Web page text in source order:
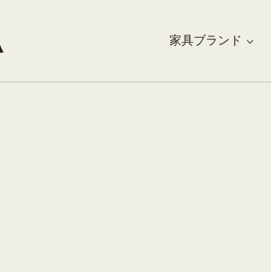
家具ブランド